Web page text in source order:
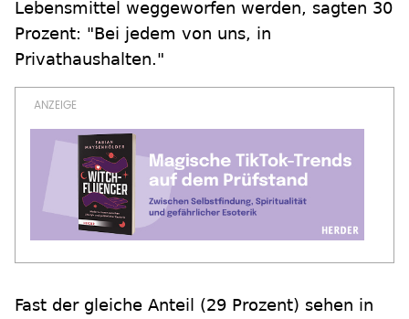
Lebensmittel weggeworfen werden, sagten 30
Prozent: "Bei jedem von uns, in
Privathaushalten."
Fast der gleiche Anteil (29 Prozent) sehen in